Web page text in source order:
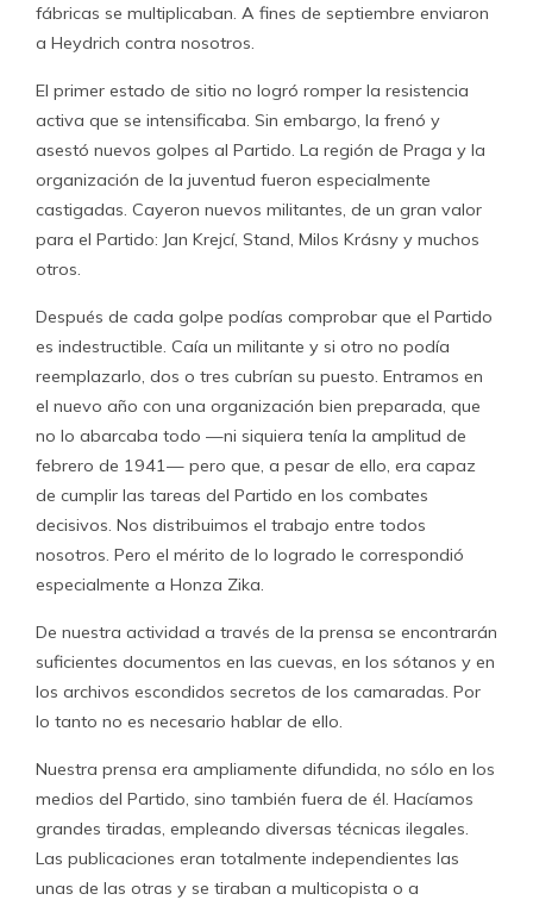
fábricas se multiplicaban. A fines de septiembre enviaron
a Heydrich contra nosotros.
El primer estado de sitio no logró romper la resistencia
activa que se intensificaba. Sin embargo, la frenó y
asestó nuevos golpes al Partido. La región de Praga y la
organización de la juventud fueron especialmente
castigadas. Cayeron nuevos militantes, de un gran valor
para el Partido: Jan Krejcí, Stand, Milos Krásny y muchos
otros.
Después de cada golpe podías comprobar que el Partido
es indestructible. Caía un militante y si otro no podía
reemplazarlo, dos o tres cubrían su puesto. Entramos en
el nuevo año con una organización bien preparada, que
no lo abarcaba todo —ni siquiera tenía la amplitud de
febrero de 1941— pero que, a pesar de ello, era capaz
de cumplir las tareas del Partido en los combates
decisivos. Nos distribuimos el trabajo entre todos
nosotros. Pero el mérito de lo logrado le correspondió
especialmente a Honza Zika.
De nuestra actividad a través de la prensa se encontrarán
suficientes documentos en las cuevas, en los sótanos y en
los archivos escondidos secretos de los camaradas. Por
lo tanto no es necesario hablar de ello.
Nuestra prensa era ampliamente difundida, no sólo en los
medios del Partido, sino también fuera de él. Hacíamos
grandes tiradas, empleando diversas técnicas ilegales.
Las publicaciones eran totalmente independientes las
unas de las otras y se tiraban a multicopista o a